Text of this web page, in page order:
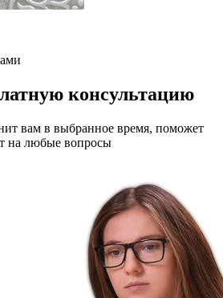
консультацию
вам в выбранное время, поможет
на любые вопросы